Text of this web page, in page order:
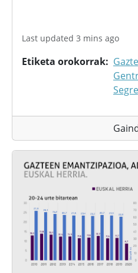
Last updated 3 mins ago
Etiketa orokorrak